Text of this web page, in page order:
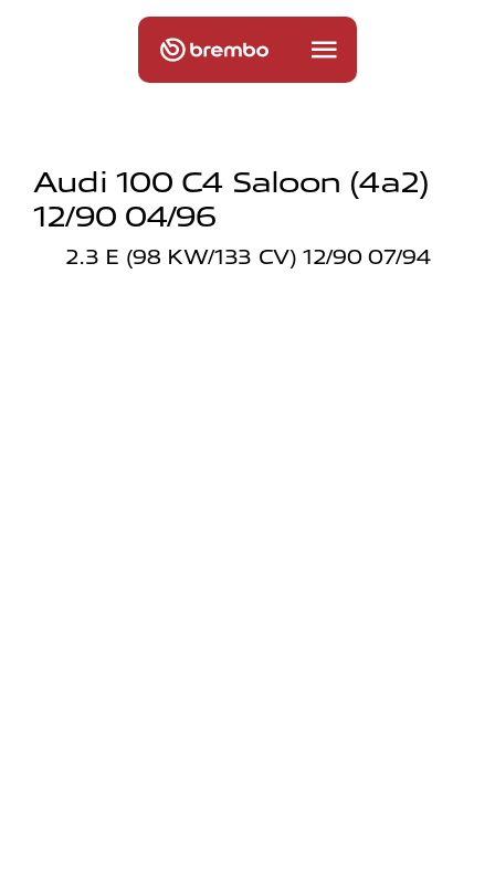
Audi 100 C4 Saloon (4a2)
12/90 04/96
2.3 E (98 KW/133 CV) 12/90 07/94